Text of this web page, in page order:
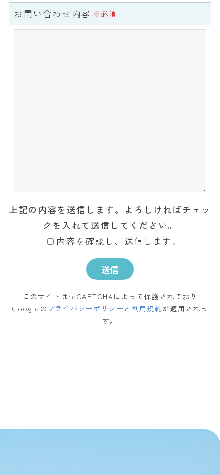
お問い合わせ内容 ※必須
上記の内容を送信します。よろしければチェッ
クを入れて送信してください。
内容を確認し、送信します。
このサイトはreCAPTCHAによって保護されており
Googleのプライバシーポリシー と利用規約が適用されま
す。